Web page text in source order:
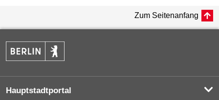
Zum Seitenanfang
Hauptstadtportal